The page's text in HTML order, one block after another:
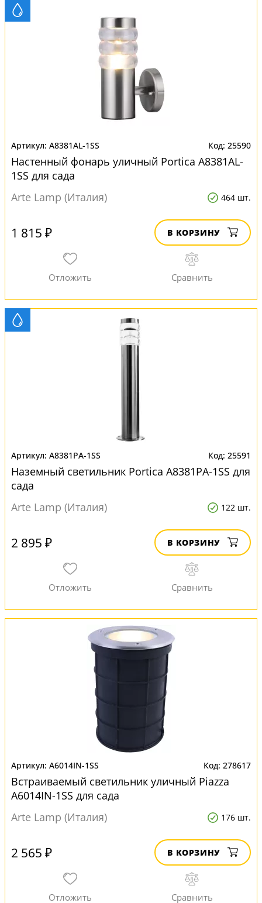
A8381AL-1SS 25590
Настенный фонарь уличный Portica A8381AL-
1SS для сада
Arte Lamp (Италия)
464 шт.
1 815 ₽ В КОРЗИНУ
A8381PA-1SS 25591
Наземный светильник Portica A8381PA-1SS для
сада
Arte Lamp (Италия)
122 шт.
2 895 ₽ В КОРЗИНУ
A6014IN-1SS 278617
Встраиваемый светильник уличный Piazza
A6014IN-1SS для сада
Arte Lamp (Италия)
176 шт.
2 565 ₽ В КОРЗИНУ